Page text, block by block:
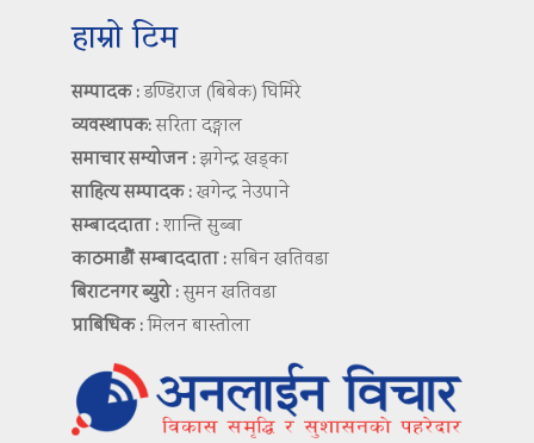
हाम्रो टिम
सम्पादक :डण्डिराज (बिबेक) घिमिरे
व्यवस्थापक:सरिता दङ्गाल
समाचार सम्योजन :झगेन्द्र खड्का
साहित्य सम्पादक :खगेन्द्र नेउपाने
सम्बाददाता :शान्ति सुब्बा
काठमाडौं सम्बाददाता :सबिन खतिवडा
बिराटनगर ब्युरो :सुमन खतिवडा
प्राबिधिक :मिलन बास्तोला